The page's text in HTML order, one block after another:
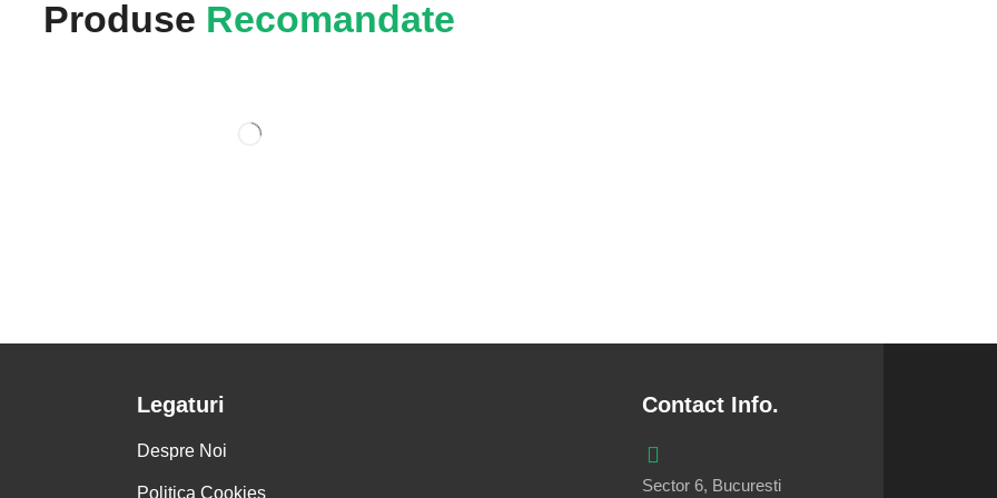
Produse Recomandate
Legaturi
Despre Noi
Politica Cookies
Contact Info.
Sector 6, Bucuresti